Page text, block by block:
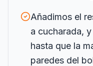
Añadimos el
a cucharada,
hasta que la
paredes del